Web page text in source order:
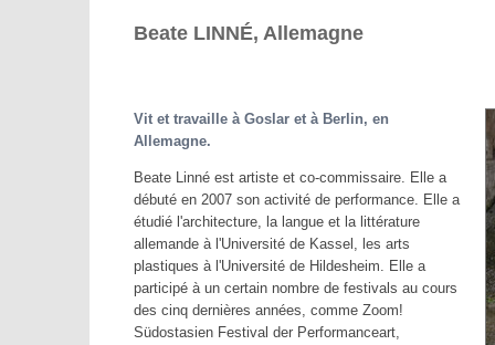
Beate LINNÉ, Allemagne
Vit et travaille à Goslar et à Berlin, en
Allemagne.
Beate Linné est artiste et co-commissaire. Elle a
débuté en 2007 son activité de performance. Elle a
étudié l'architecture, la langue et la littérature
allemande à l'Université de Kassel, les arts
plastiques à l'Université de Hildesheim. Elle a
participé à un certain nombre de festivals au cours
des cinq dernières années, comme Zoom!
Südostasien Festival der Performanceart,